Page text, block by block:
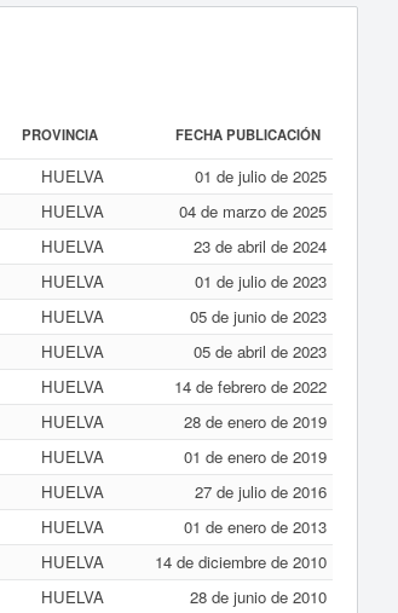
PROVINCIA FECHA PUBLICACIÓN
HUELVA
01 de julio de 2025
HUELVA
04 de marzo de 2025
HUELVA
23 de abril de 2024
HUELVA
01 de julio de 2023
HUELVA
05 de junio de 2023
HUELVA
05 de abril de 2023
HUELVA
14 de febrero de 2022
HUELVA
28 de enero de 2019
HUELVA
01 de enero de 2019
HUELVA
27 de julio de 2016
HUELVA
01 de enero de 2013
HUELVA
14 de diciembre de 2010
HUELVA
28 de junio de 2010